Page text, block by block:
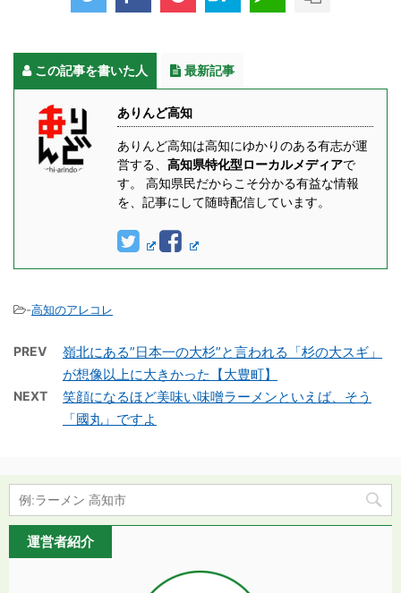
この記事を書いた人 最新記事
ありんど高知
ありんど高知は高知にゆかりのある有志が運
営する、 高知県特化型ローカルメディアで
す。 高知県民だからこそ分かる有益な情報
を、記事にして随時配信しています。
-高知のアレコレ
PREV
嶺北にある”日本一の大杉”と言われる「杉の大スギ」
が想像以上に大きかった【大豊町】
NEXT
笑顔になるほど美味い味噌ラーメンといえば、そう
「國丸」ですよ
運営者紹介